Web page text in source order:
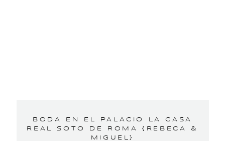
BODA EN EL PALACIO LA CASA
REAL SOTO DE ROMA {REBECA &
MIGUEL}